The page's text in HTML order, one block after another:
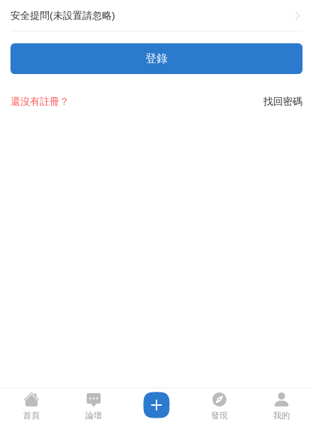
安全提問(未設置請忽略)
登錄
找回密碼
還沒有註冊？
首頁 論壇 發現 我的